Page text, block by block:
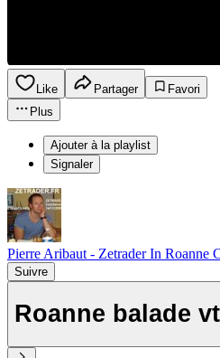
Like Partager
Favori
Plus
Ajouter à la playlist
Signaler
Pierre Aribaut - Zetrader In Roanne
Suivre
Roanne balade